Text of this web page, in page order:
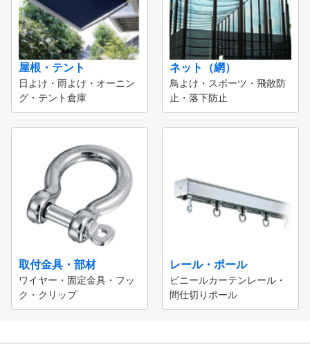
屋根・テント
日よけ・雨よけ・オーニン
グ・テント倉庫
ネット（網）
鳥よけ・スポーツ・飛散防
止・落下防止
取付金具・部材
ワイヤー・固定金具・フッ
ク・クリップ
レール・ポール
ビニールカーテンレール・
間仕切りポール